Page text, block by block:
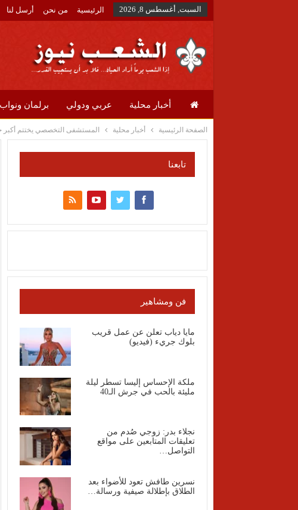
السبت, أغسطس 8, 2026 الرئيسية من نحن أرسل لنا
أخبار محلية عربي ودولي برلمان ونواب
الصفحة الرئيسية أخبار محلية المستشفى التخصصي يختتم أكبر
تابعنا
فن ومشاهير
مايا دياب تعلن عن عمل قريب
بلوك جريء (فيديو)
ملكة الإحساس إليسا تسطر ليلة
مليئة بالحب في جرش الـ40
نجلاء بدر: زوجي صُدم من
تعليقات المتابعين على مواقع
التواصل…
نسرين طافش تعود للأضواء بعد
الطلاق بإطلالة صيفية ورسالة…